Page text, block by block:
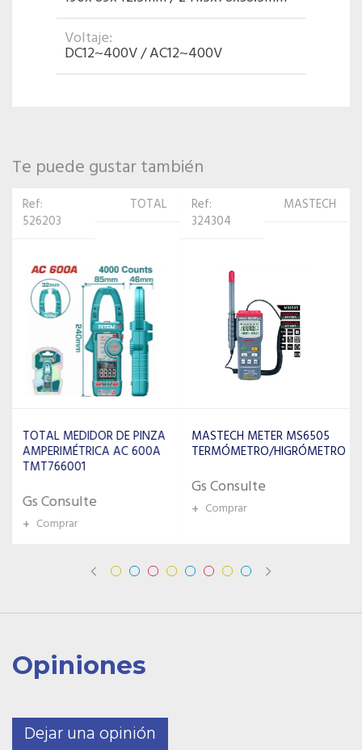
Voltaje:
DC12~400V / AC12~400V
Te puede gustar también
Ref:
324304
MASTECH
MASTECH METER MS6505
TERMÓMETRO/HIGRÓMETRO
+ Comprar
Ref:
324205
MASTECH
MASTECH MEDIDOR
MS8251B MULTIMETRO
Gs Consulte
Opiniones
Dejar una opinión